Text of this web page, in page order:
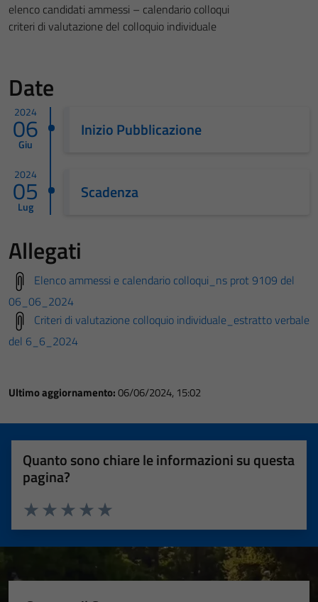
elenco candidati ammessi – calendario colloqui
criteri di valutazione del colloquio individuale
Date
2024
06
Giu
Inizio Pubblicazione
2024
05
Lug
Scadenza
Allegati
Elenco ammessi e calendario colloqui_ns prot 9109 del
06_06_2024
Criteri di valutazione colloquio individuale_estratto verbale
del 6_6_2024
Ultimo aggiornamento:06/06/2024, 15:02
Quanto sono chiare le informazioni su questa
pagina?
Valuta 5 stelle su 5
Valuta 4 stelle su 5
Valuta 3 stelle su 5
Valuta 2 stelle su 5
Valuta 1 stelle su 5